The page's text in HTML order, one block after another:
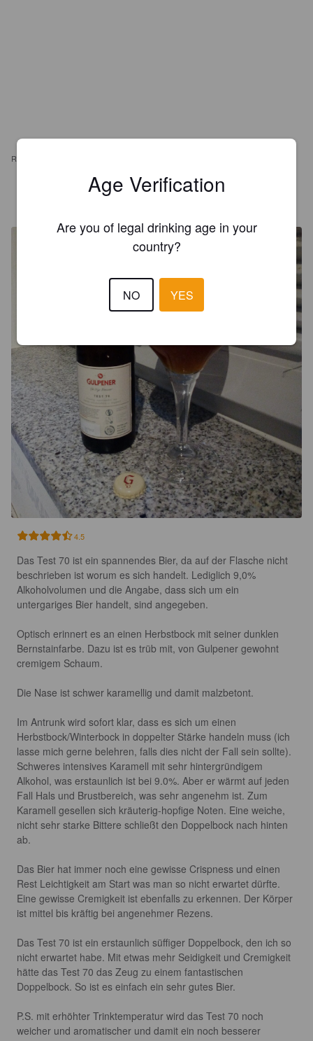
REVIEWS
4.5
Das Test 70 ist ein spannendes Bier, da auf der Flasche nicht
beschrieben ist worum es sich handelt. Lediglich 9,0%
Alkoholvolumen und die Angabe, dass sich um ein
untergariges Bier handelt, sind angegeben.
Optisch erinnert es an einen Herbstbock mit seiner dunklen
Bernstainfarbe. Dazu ist es trüb mit, von Gulpener gewohnt
cremigem Schaum.
Die Nase ist schwer karamellig und damit malzbetont.
Im Antrunk wird sofort klar, dass es sich um einen
Herbstbock/Winterbock in doppelter Stärke handeln muss (ich
lasse mich gerne belehren, falls dies nicht der Fall sein sollte).
Schweres intensives Karamell mit sehr hintergründigem
Alkohol, was erstaunlich ist bei 9.0%. Aber er wärmt auf jeden
Fall Hals und Brustbereich, was sehr angenehm ist. Zum
Karamell gesellen sich kräuterig-hopfige Noten. Eine weiche,
nicht sehr starke Bittere schließt den Doppelbock nach hinten
ab.
Das Bier hat immer noch eine gewisse Crispness und einen
Rest Leichtigkeit am Start was man so nicht erwartet dürfte.
Eine gewisse Cremigkeit ist ebenfalls zu erkennen. Der Körper
ist mittel bis kräftig bei angenehmer Rezens.
Das Test 70 ist ein erstaunlich süffiger Doppelbock, den ich so
nicht erwartet habe. Mit etwas mehr Seidigkeit und Cremigkeit
hätte das Test 70 das Zeug zu einem fantastischen
Doppelbock. So ist es einfach ein sehr gutes Bier.
P.S. mit erhöhter Trinktemperatur wird das Test 70 noch
weicher und aromatischer und damit ein noch besserer
Age Verification
Are you of legal drinking age in your
country?
NO YES